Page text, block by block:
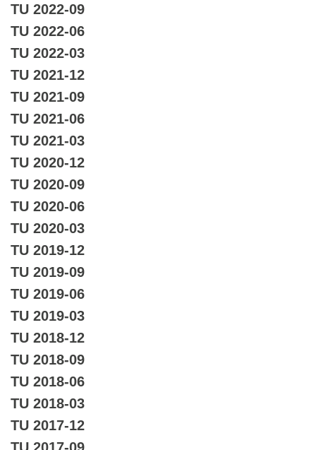
TU 2022-09
TU 2022-06
TU 2022-03
TU 2021-12
TU 2021-09
TU 2021-06
TU 2021-03
TU 2020-12
TU 2020-09
TU 2020-06
TU 2020-03
TU 2019-12
TU 2019-09
TU 2019-06
TU 2019-03
TU 2018-12
TU 2018-09
TU 2018-06
TU 2018-03
TU 2017-12